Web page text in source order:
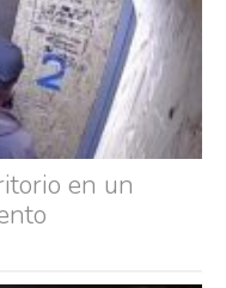
en un